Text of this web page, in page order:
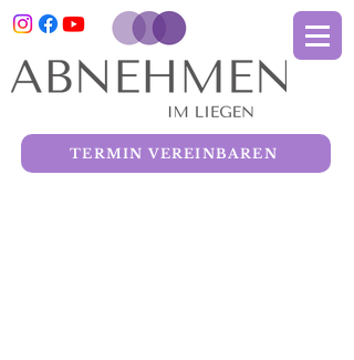
TERMIN VEREINBAREN